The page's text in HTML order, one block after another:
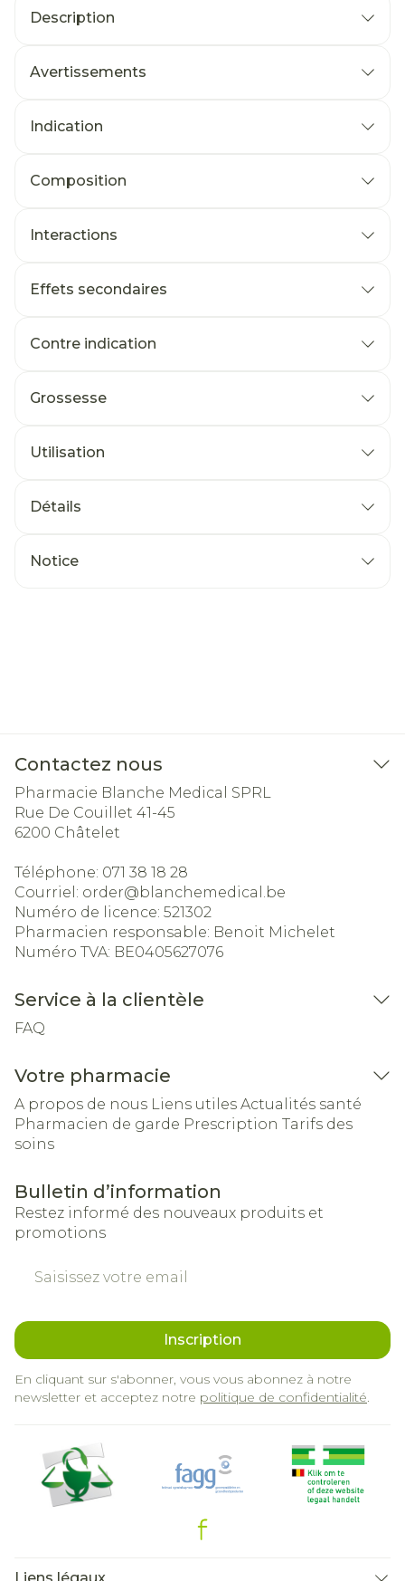
Description
Avertissements
Indication
Composition
Interactions
Effets secondaires
Contre indication
Grossesse
Utilisation
Détails
Notice
Contactez nous
Pharmacie Blanche Medical SPRL
Rue De Couillet 41-45
6200 Châtelet
Téléphone: 071 38 18 28
Courriel: order@blanchemedical.be
Numéro de licence: 521302
Pharmacien responsable: Benoit Michelet
Numéro TVA: BE0405627076
Service à la clientèle
FAQ
Votre pharmacie
A propos de nous Liens utiles Actualités santé
Pharmacien de garde Prescription Tarifs des
soins
Bulletin d’information
Restez informé des nouveaux produits et
promotions
Inscription
En cliquant sur s'abonner, vous vous abonnez à notre
newsletter et acceptez notre politique de confidentialité.